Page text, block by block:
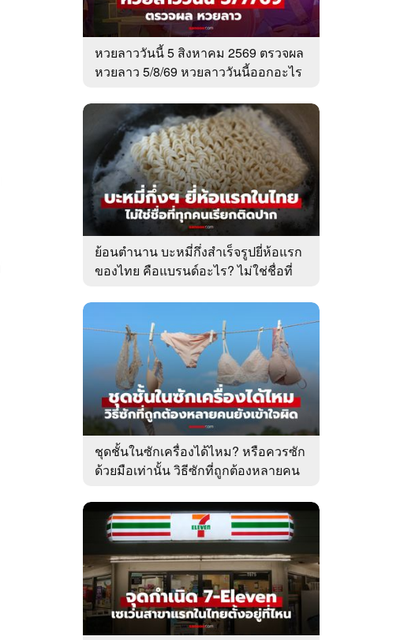
หวยลาววันนี้ 5 สิงหาคม 2569 ตรวจผล
หวยลาว 5/8/69 หวยลาววันนี้ออกอะไร
ย้อนตำนาน บะหมี่กึ่งสำเร็จรูปยี่ห้อแรก
ของไทย คือแบรนด์อะไร? ไม่ใช่ชื่อที่
ชุดชั้นในซักเครื่องได้ไหม? หรือควรซัก
ด้วยมือเท่านั้น วิธีซักที่ถูกต้องหลายคน